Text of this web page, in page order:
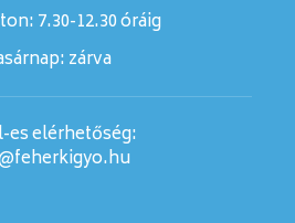
7.30-12.30 óráig
zárva
es elérhetőség: